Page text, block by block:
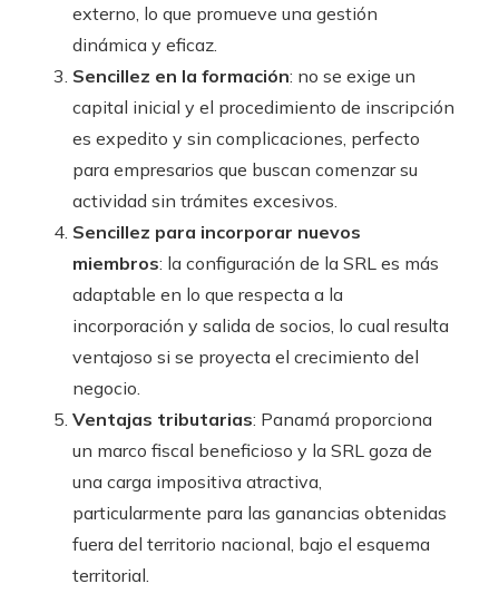
externo, lo que promueve una gestión
dinámica y eficaz.
Sencillez en la formación: no se exige un
capital inicial y el procedimiento de inscripción
es expedito y sin complicaciones, perfecto
para empresarios que buscan comenzar su
actividad sin trámites excesivos.
Sencillez para incorporar nuevos
miembros: la configuración de la SRL es más
adaptable en lo que respecta a la
incorporación y salida de socios, lo cual resulta
ventajoso si se proyecta el crecimiento del
negocio.
Ventajas tributarias: Panamá proporciona
un marco fiscal beneficioso y la SRL goza de
una carga impositiva atractiva,
particularmente para las ganancias obtenidas
fuera del territorio nacional, bajo el esquema
territorial.